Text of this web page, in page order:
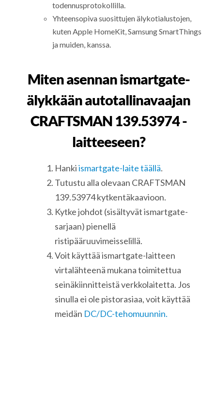
todennusprotokollilla.
Yhteensopiva suosittujen älykotialustojen,
kuten Apple HomeKit, Samsung SmartThings
ja muiden, kanssa.
Miten asennan ismartgate-
älykkään autotallinavaajan
CRAFTSMAN 139.53974 -
laitteeseen?
Hankiismartgate-laite täällä.
Tutustu alla olevaan CRAFTSMAN
139.53974 kytkentäkaavioon.
Kytke johdot (sisältyvät ismartgate-
sarjaan) pienellä
ristipääruuvimeisselillä.
Voit käyttää ismartgate-laitteen
virtalähteenä mukana toimitettua
seinäkiinnitteistä verkkolaitetta. Jos
sinulla ei ole pistorasiaa, voit käyttää
meidän DC/DC-tehomuunnin.